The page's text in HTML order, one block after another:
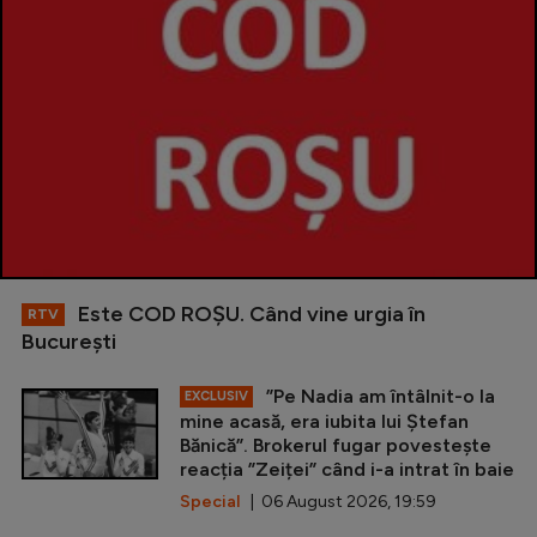
RTV
Este COD ROŞU. Când vine urgia în
Bucureşti
EXCLUSIV
”Pe Nadia am întâlnit-o la
mine acasă, era iubita lui Ștefan
Bănică”. Brokerul fugar povestește
reacția ”Zeiței” când i-a intrat în baie
Special | 06 August 2026, 19:59